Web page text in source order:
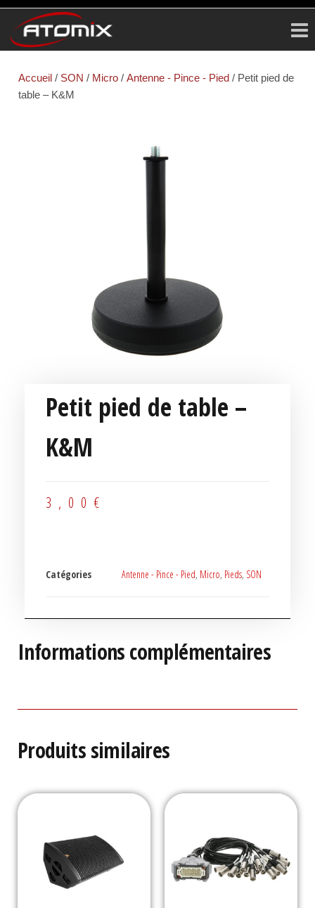
Accueil / SON / Micro / Antenne - Pince - Pied / Petit pied de
table – K&M
Petit pied de table –
K&M
3,00 €
Catégories Antenne - Pince - Pied, Micro, Pieds, SON
Informations complémentaires
Produits similaires